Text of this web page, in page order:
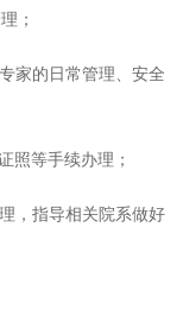
；
家的日常管理、安全
照等手续办理；
，指导相关院系做好